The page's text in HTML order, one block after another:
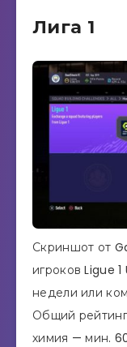
Лига 1
Скриншот от
игроков Ligue
недели или
Общий
химия — мин.